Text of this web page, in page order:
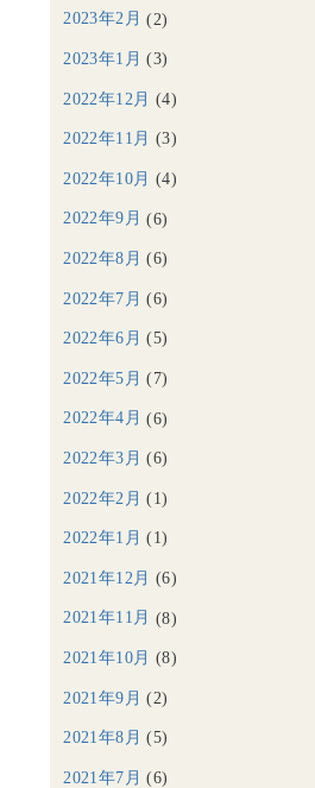
2023年2月 (2)
2023年1月 (3)
2022年12月 (4)
2022年11月 (3)
2022年10月 (4)
2022年9月 (6)
2022年8月 (6)
2022年7月 (6)
2022年6月 (5)
2022年5月 (7)
2022年4月 (6)
2022年3月 (6)
2022年2月 (1)
2022年1月 (1)
2021年12月 (6)
2021年11月 (8)
2021年10月 (8)
2021年9月 (2)
2021年8月 (5)
2021年7月 (6)